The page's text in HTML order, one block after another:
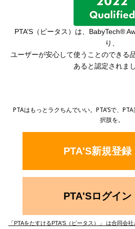
PTA’S（ピータス）は、 BabyTech®
り、
ユーザーが安心して使うことのできる
あると認定されまし
PTAはもっとラクちんでいい。PTA’Sで、
択肢を。
PTA'S新規登録
PTA'Sログイン
「PTAをたすけるPTA'S（ピータス）」 は合同会